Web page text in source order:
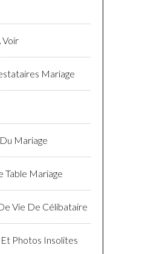
Voir
Mariage
Mariage
Table Mariage
Vie De Célibataire
Photos Insolites